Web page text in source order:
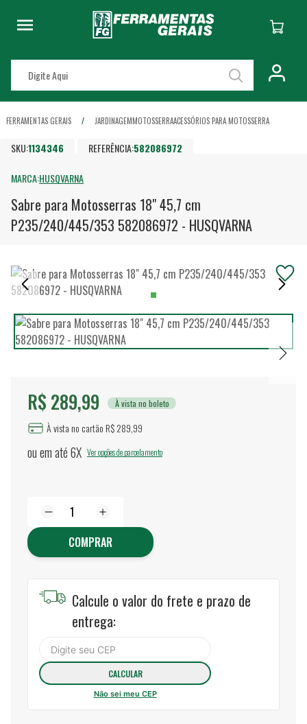
FERRAMENTAS GERAIS JARDINAGEMMOTOSSERRAACESSÓRIOS PARA MOTOSSERRA
SKU:1134346 REFERÊNCIA:582086972
MARCA:HUSQVARNA
Sabre para Motosserras 18" 45,7 cm
P235/240/445/353 582086972 - HUSQVARNA
R$ 289,99 À vista no boleto
À vista no cartão R$ 289,99
ou em até6X Ver opções de parcelamento
COMPRAR
Calcule o valor do frete e prazo de
entrega:
Não sei meu CEP